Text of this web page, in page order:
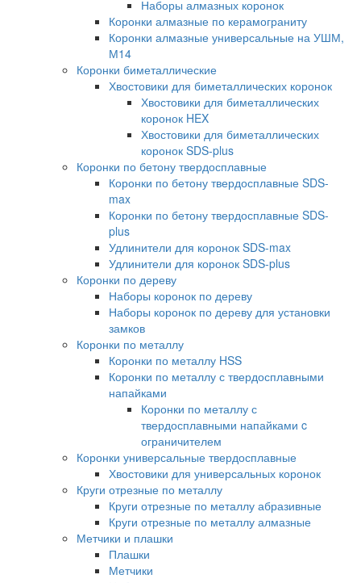
Наборы алмазных коронок
Коронки алмазные по керамограниту
Коронки алмазные универсальные на УШМ,
М14
Коронки биметаллические
Хвостовики для биметаллических коронок
Хвостовики для биметаллических
коронок HEX
Хвостовики для биметаллических
коронок SDS-plus
Коронки по бетону твердосплавные
Коронки по бетону твердосплавные SDS-
max
Коронки по бетону твердосплавные SDS-
plus
Удлинители для коронок SDS-max
Удлинители для коронок SDS-plus
Коронки по дереву
Наборы коронок по дереву
Наборы коронок по дереву для установки
замков
Коронки по металлу
Коронки по металлу HSS
Коронки по металлу с твердосплавными
напайками
Коронки по металлу с
твердосплавными напайками c
ограничителем
Коронки универсальные твердосплавные
Хвостовики для универсальных коронок
Круги отрезные по металлу
Круги отрезные по металлу абразивные
Круги отрезные по металлу алмазные
Метчики и плашки
Плашки
Метчики